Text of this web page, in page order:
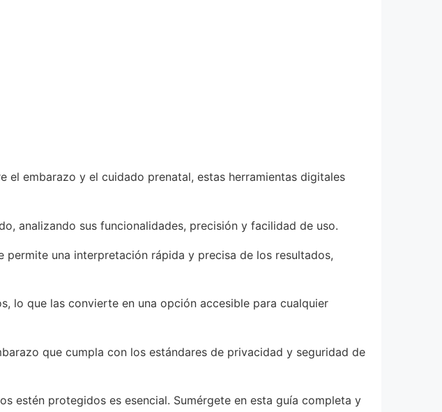
embarazo y el cuidado prenatal, estas herramientas digitales
analizando sus funcionalidades, precisión y facilidad de uso.
una interpretación rápida y precisa de los resultados,
lo que las convierte en una opción accesible para cualquier
que cumpla con los estándares de privacidad y seguridad de
estén protegidos es esencial. Sumérgete en esta guía completa y